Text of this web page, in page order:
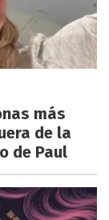
más
de la
de Paul